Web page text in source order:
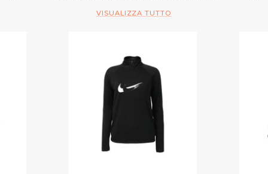
VISUALIZZA TUTTO